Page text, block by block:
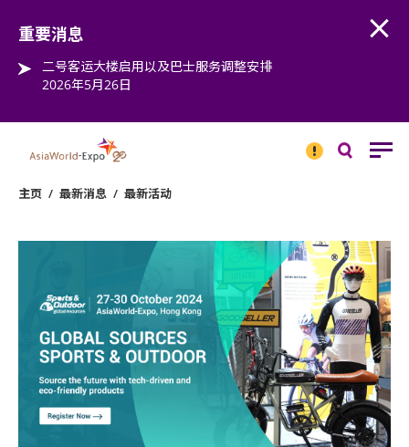
重要消息
二号客运大楼启用以及巴士服务调整安排
2026年5月26日
消息
主页 / 最新消息 / 最新活动